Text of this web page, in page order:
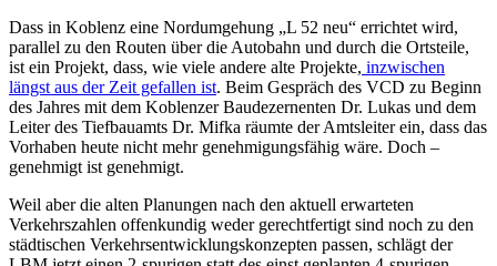
Dass in Koblenz eine Nordumgehung „L 52 neu“ errichtet wird,
parallel zu den Routen über die Autobahn und durch die Ortsteile,
ist ein Projekt, dass, wie viele andere alte Projekte, inzwischen
längst aus der Zeit gefallen ist. Beim Gespräch des VCD zu Beginn
des Jahres mit dem Koblenzer Baudezernenten Dr. Lukas und dem
Leiter des Tiefbauamts Dr. Mifka räumte der Amtsleiter ein, dass das
Vorhaben heute nicht mehr genehmigungsfähig wäre. Doch –
genehmigt ist genehmigt.
Weil aber die alten Planungen nach den aktuell erwarteten
Verkehrszahlen offenkundig weder gerechtfertigt sind noch zu den
städtischen Verkehrsentwicklungskonzepten passen, schlägt der